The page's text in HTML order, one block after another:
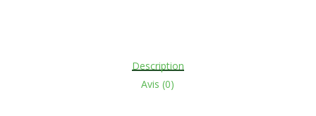
Description
Avis (0)